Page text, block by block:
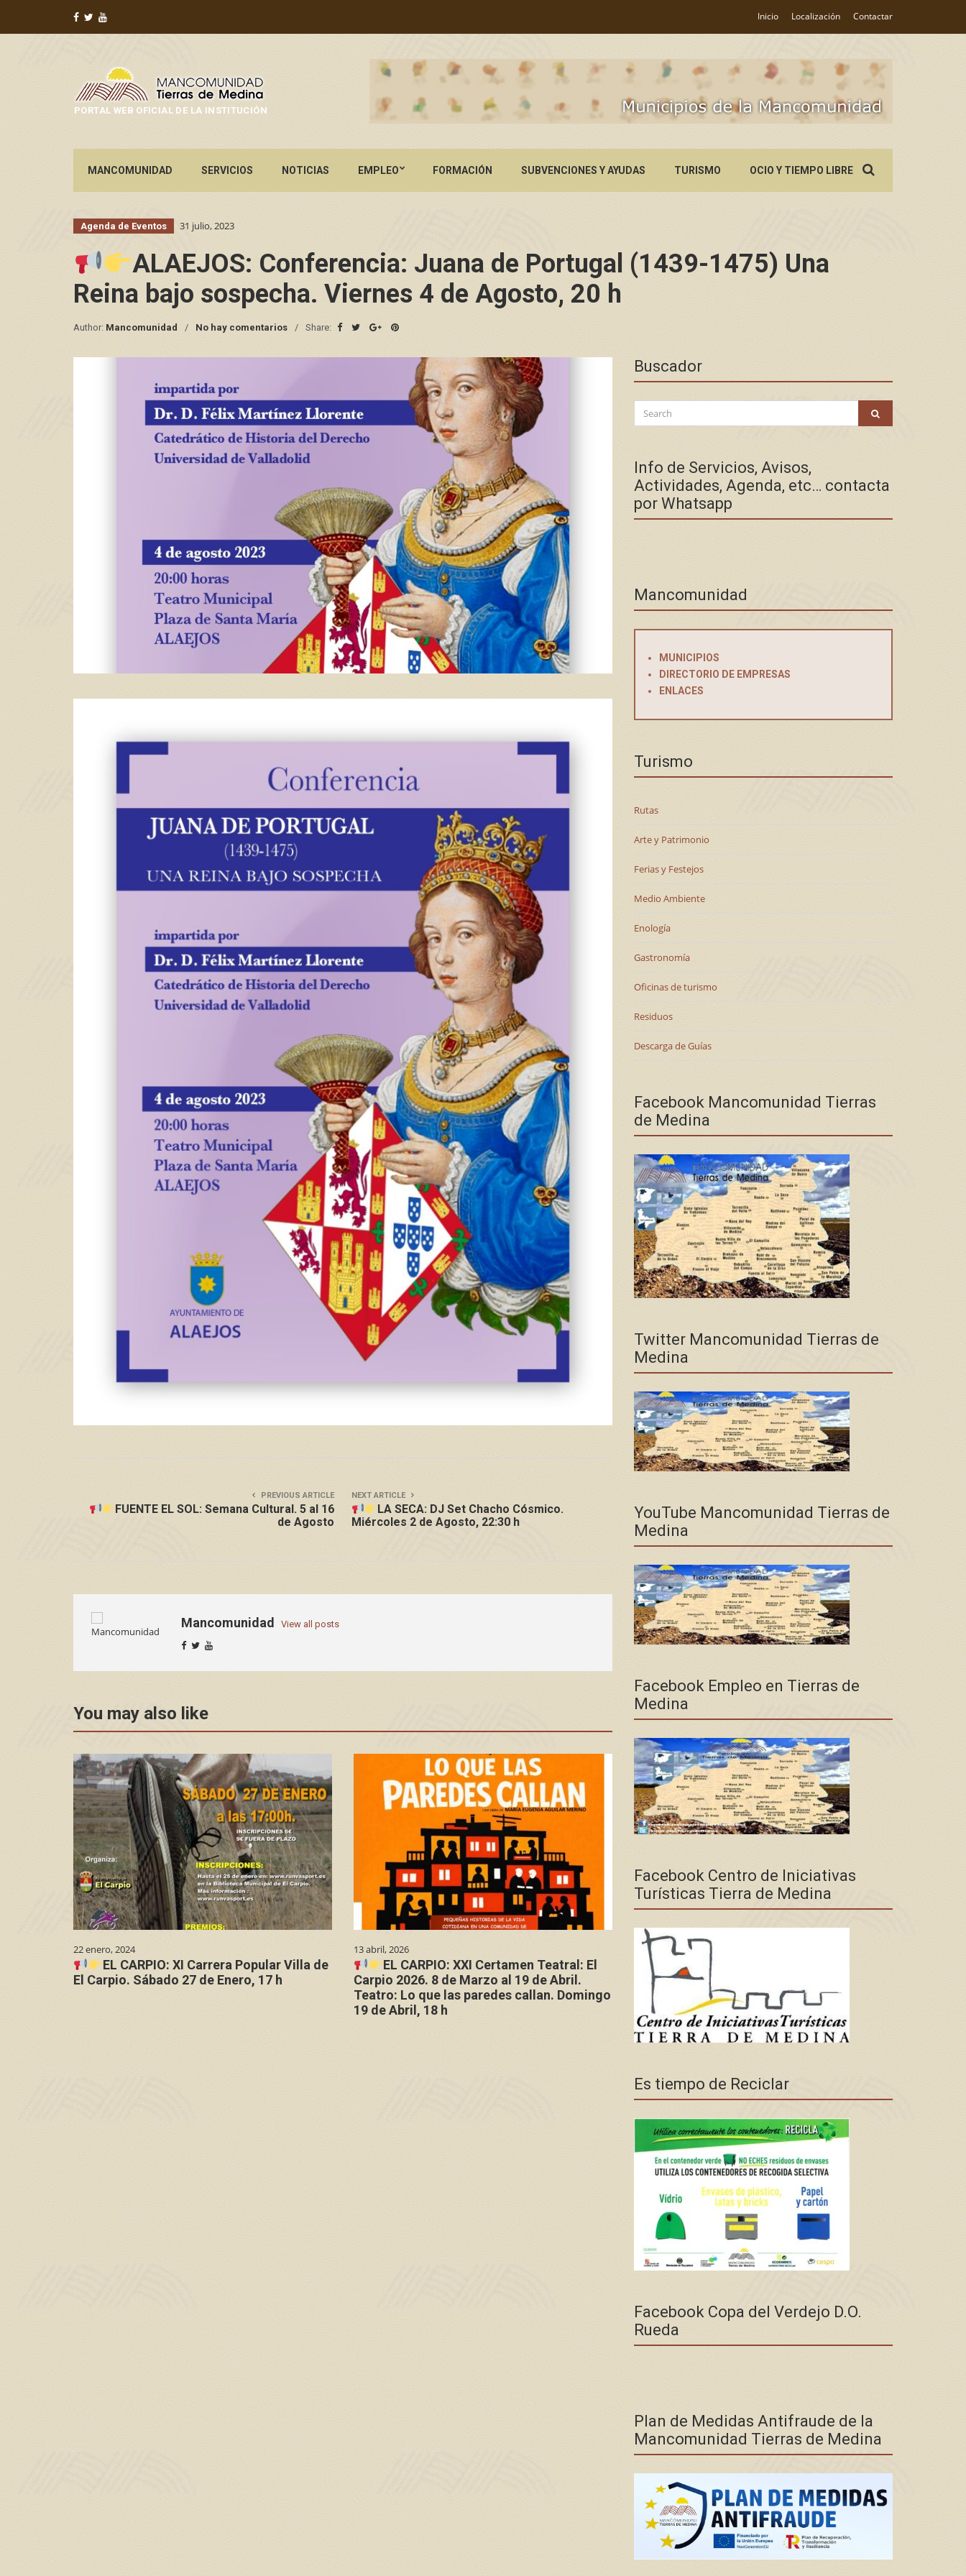
Inicio Localización Contactar
PORTAL WEB OFICIAL DE LA INSTITUCIÓN
MANCOMUNIDAD SERVICIOS NOTICIAS EMPLEO FORMACIÓN SUBVENCIONES Y AYUDAS TURISMO OCIO Y TIEMPO LIBREfor:
Agenda de Eventos 31 julio, 2023
ALAEJOS: Conferencia: Juana de Portugal (1439-1475) Una
Reina bajo sospecha. Viernes 4 de Agosto, 20 h
Author: Mancomunidad No hay comentarios Share:
PREVIOUS ARTICLE
FUENTE EL SOL: Semana Cultural. 5 al 16
de Agosto
NEXT ARTICLE
LA SECA: DJ Set Chacho Cósmico.
Miércoles 2 de Agosto, 22:30 h
Mancomunidad View all posts
You may also like
22 enero, 2024
EL CARPIO: XI Carrera Popular Villa de
El Carpio. Sábado 27 de Enero, 17 h
13 abril, 2026
EL CARPIO: XXI Certamen Teatral: El
Carpio 2026. 8 de Marzo al 19 de Abril.
Teatro: Lo que las paredes callan. Domingo
19 de Abril, 18 h
Buscador
Search
for:
Info de Servicios, Avisos,
Actividades, Agenda, etc… contacta
por Whatsapp
Mancomunidad
MUNICIPIOS
DIRECTORIO DE EMPRESAS
ENLACES
Turismo
Rutas
Arte y Patrimonio
Ferias y Festejos
Medio Ambiente
Enología
Gastronomía
Oficinas de turismo
Residuos
Descarga de Guías
Facebook Mancomunidad Tierras
de Medina
Twitter Mancomunidad Tierras de
Medina
YouTube Mancomunidad Tierras de
Medina
Facebook Empleo en Tierras de
Medina
Facebook Centro de Iniciativas
Turísticas Tierra de Medina
Es tiempo de Reciclar
Facebook Copa del Verdejo D.O.
Rueda
Plan de Medidas Antifraude de la
Mancomunidad Tierras de Medina